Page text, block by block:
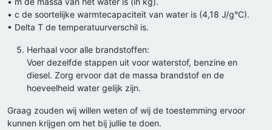
• c de soortelijke warmtecapaciteit van water is (4,18 J/g°C).
• Delta T de temperatuurverschil is.
Herhaal voor alle brandstoffen:
Voer dezelfde stappen uit voor waterstof, benzine en
diesel. Zorg ervoor dat de massa brandstof en de
hoeveelheid water gelijk zijn.
Graag zouden wij willen weten of wij de toestemming ervoor
kunnen krijgen om het bij jullie te doen.